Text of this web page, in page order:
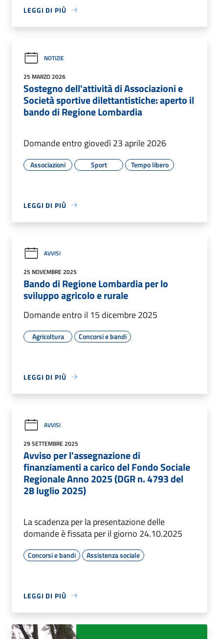
LEGGI DI PIÙ
NOTIZIE
25 MARZO 2026
Sostegno dell'attività di Associazioni e
Società sportive dilettantistiche: aperto il
bando di Regione Lombardia
Domande entro giovedì 23 aprile 2026
Associazioni Sport Tempo libero
LEGGI DI PIÙ
AVVISI
25 NOVEMBRE 2025
Bando di Regione Lombardia per lo
sviluppo agricolo e rurale
Domande entro il 15 dicembre 2025
Agricoltura Concorsi e bandi
LEGGI DI PIÙ
AVVISI
29 SETTEMBRE 2025
Avviso per l'assegnazione di
finanziamenti a carico del Fondo Sociale
Regionale Anno 2025 (DGR n. 4793 del
28 luglio 2025)
La scadenza per la presentazione delle
domande è fissata per il giorno 24.10.2025
Concorsi e bandi Assistenza sociale
LEGGI DI PIÙ